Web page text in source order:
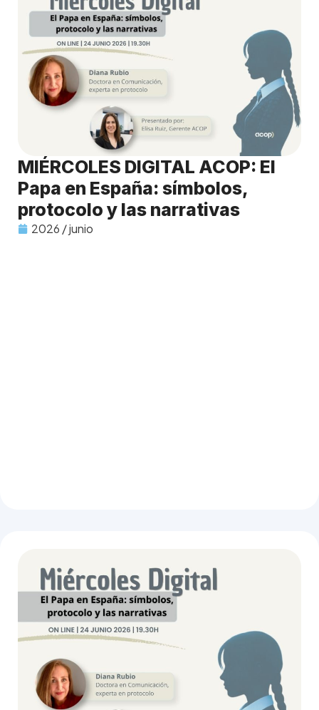
MIÉRCOLES DIGITAL ACOP: El
Papa en España: símbolos,
protocolo y las narrativas
2026 / junio